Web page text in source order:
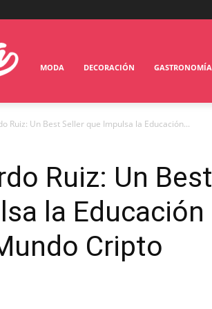
MODA DECORACIÓN GASTRONOMÍA
Ruiz: Un Best Seller que Impulsa la Educación...
Ruiz: Un Best
la Educación
Cripto